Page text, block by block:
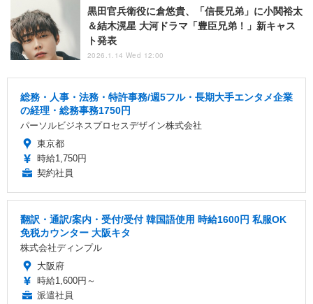
黒田官兵衛役に倉悠貴、「信長兄弟」に小関裕太
＆結木滉星 大河ドラマ「豊臣兄弟！」新キャス
ト発表
2026.1.14 Wed 12:00
総務・人事・法務・特許事務/週5フル・長期大手エンタメ企業
の経理・総務事務1750円
パーソルビジネスプロセスデザイン株式会社
東京都
時給1,750円
契約社員
翻訳・通訳/案内・受付/受付 韓国語使用 時給1600円 私服OK
免税カウンター 大阪キタ
株式会社ディンプル
大阪府
時給1,600円～
派遣社員